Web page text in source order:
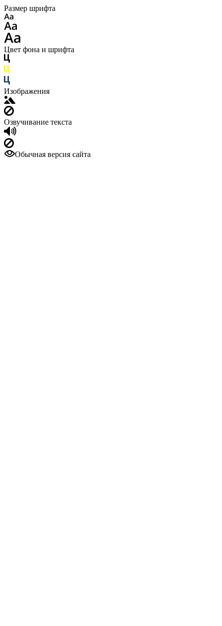
Размер шрифта
Цвет фона и шрифта
Изображения
Озвучивание текста
Обычная версия сайта